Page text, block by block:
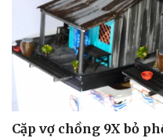
Cặp vợ chồng 9X bỏ